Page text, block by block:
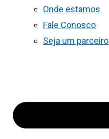
Onde estamos
Fale Conosco
Seja um parceiro